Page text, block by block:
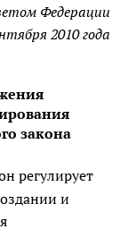
Федерации
2010 года
закона
регулирует
и